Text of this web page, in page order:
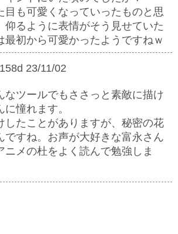
目も可愛くなっていったものと思
仰るように表情がそう見せていた
最初から可愛かったようですねｗ
23/11/02
なツールでもささっと素敵に描け
憧れます。
したことがありますが、秘密の花
ですね。お声が大好きな富永さん
ニメの杜をよく読んで勉強しま